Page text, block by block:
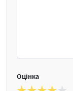
Оцінка